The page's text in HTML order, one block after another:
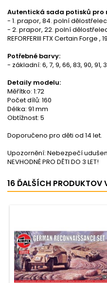
Autentická sada potisků pro
- 1. prapor, 84. polní
- 2. prapor, 22. polní
REFORFERIII FTX Certain Forge ,
Potřebné barvy:
- základní: 6, 7, 9, 66, 83, 90, 91,
Detaily modelu:
Měřítko: 1:72
Počet dílů: 160
Délka: 91 mm
Obtížnost: 5
Doporučeno pro děti od 14 let.
Upozornění: Nebezpečí
NEVHODNÉ PRO DĚTI DO 3 LET!
16 ĎALŠÍCH PRODUKTOV